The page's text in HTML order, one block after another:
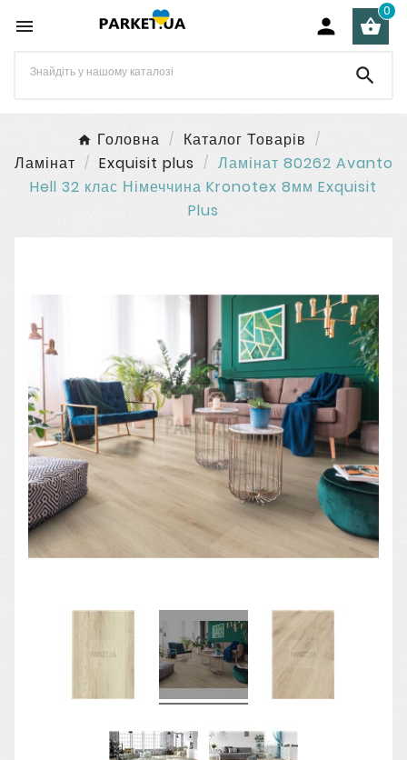
  
0

Головна
Каталог Товарів
Ламінат
Exquisit plus
Ламінат 80262 Avanto
Hell 32 клас Німеччина Kronotex 8мм Exquisit
Plus